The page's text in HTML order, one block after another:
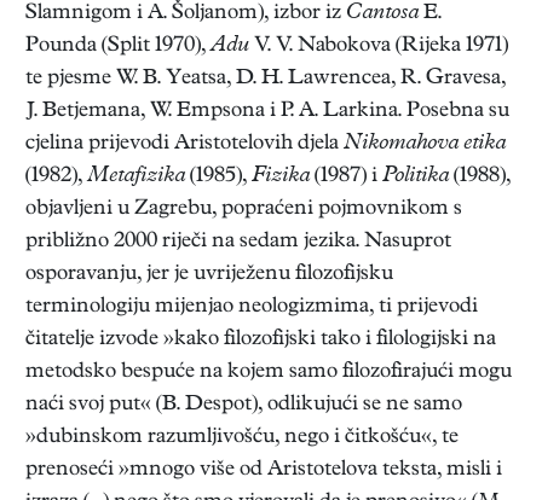
Slamnigom i A. Šoljanom), izbor iz CantosaE.
Pounda (Split 1970),Adu V. V. Nabokova (Rijeka 1971)
te pjesme W. B. Yeatsa, D. H. Lawrencea, R. Gravesa,
J. Betjemana, W. Empsona i P. A. Larkina. Posebna su
cjelina prijevodi Aristotelovih djela Nikomahova etika
(1982),Metafizika(1985), Fizika(1987) i Politika(1988),
objavljeni u Zagrebu, popraćeni pojmovnikom s
približno 2000 riječi na sedam jezika. Nasuprot
osporavanju, jer je uvriježenu filozofijsku
terminologiju mijenjao neologizmima, ti prijevodi
čitatelje izvode »kako filozofijski tako i filologijski na
metodsko bespuće na kojem samo filozofirajući mogu
naći svoj put« (B. Despot), odlikujući se ne samo
»dubinskom razumljivošću, nego i čitkošću«, te
prenoseći »mnogo više od Aristotelova teksta, misli i